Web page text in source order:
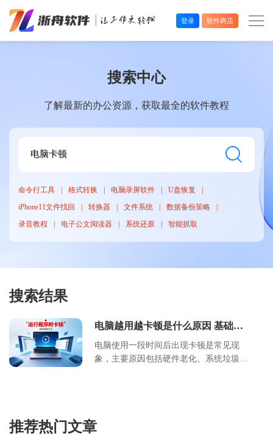
在线应用
登录 软件商店
搜索中心
了解最新的办公资源，获取最全的软件教程
命令行工具 格式转换 电脑录屏软件
U盘恢复
iPhone11文件找回
转换器 文件系统
数据备份策略
录音教程
电子公文阅读器 系统还原 智能抓取
搜索结果
电脑越用越卡顿是什么原因 基础排
查步骤
电脑使用一段时间后出现卡顿是常见现
象，主要原因包括硬件老化、系统垃圾堆
延长电脑使用寿命，提升运行效率。浙舟
推荐热门文章